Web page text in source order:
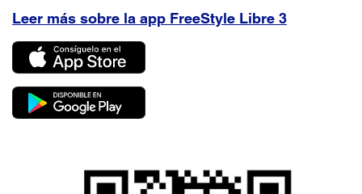
Leer más sobre la app FreeStyle Libre 3